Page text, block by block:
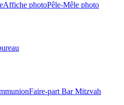
Affiche photoPêle-Mêle photo
Faire-part Bar Mitzvah